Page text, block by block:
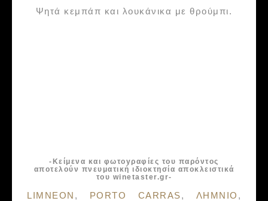
Ψητά κεμπάπ και λουκάνικα με θρούμπι.
-Κείμενα και φωτογραφίες του παρόντος
αποτελούν πνευματική ιδιοκτησία αποκλειστικά
του winetaster.gr-
Tags:
LIMNEON , PORTO CARRAS, ΛΗΜΝΙΟ ,